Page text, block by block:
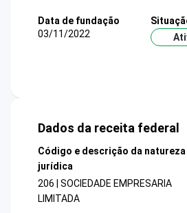
Data de fundação
03/11/2022
Dados da receita federal
Código e descrição da natureza
jurídica
206 | SOCIEDADE EMPRESARIA
LIMITADA